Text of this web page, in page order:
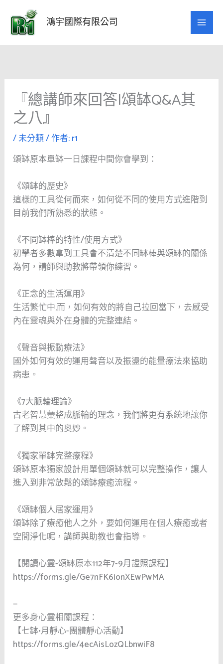
要
鴻宇國際有限公司
『總講師來回答|頌缽Q&A其
之八』
/未分類/ 作者:r1
頌缽原本單缽一日課程中間你會學到：
《頌缽的歷史》
這樣的工具從何而來，如何從不同的使用方式進階到
目前我們所熟悉的狀態。
《不同缽棒的特性/使用方式》
初學者多數拿到工具會不清楚不同缽棒與頌缽的關係
為何，講師與助教將帶領你練習。
《正念的生活運用》
生活繁忙中,而，如何有效的將自己拉回當下，去感受
內在靈魂與外在身體的完整連結。
《聲音與振動療法》
國外如何有效的運用聲音以及振盪的能量療法來協助
病患。
《7大脈輪理論》
古老智慧彙整成脈輪的理念，我們將更有系統地讓你
了解到其中的奧妙。
《獨家單缽完整療程》
頌缽原本獨家設計用單個頌缽就可以完整操作，讓人
進入到非常放鬆的頌缽療癒流程。
《頌缽個人居家運用》
頌缽除了療癒他人之外，要如何運用在個人療癒或者
空間淨化呢，講師與助教也會指導。
【閱讀心靈-頌缽原本112年7-9月證照課程】
https://forms.gle/Ge7nFK6ionXEwPwMA
—
更多身心靈相關課程：
【七缽•月靜心-團體靜心活動】
https://forms.gle/4ecAisLozQLbnwiF8